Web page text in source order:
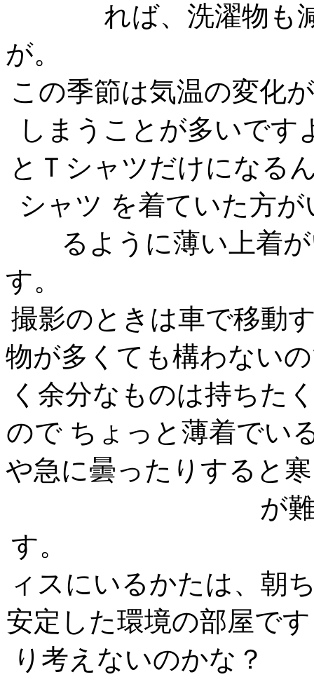
れば、洗濯物も
この季節は気温の変化
しまうことが多いです
とＴシャツだけになる
シャツ を着ていた方
るように薄い上着
撮影のときは車で移動
物が多くても構わない
く余分なものは持ちた
ので ちょっと薄着でい
や急に曇ったりすると
が
す
ィスにいるかたは、朝
安定した環境の部屋で
り考え